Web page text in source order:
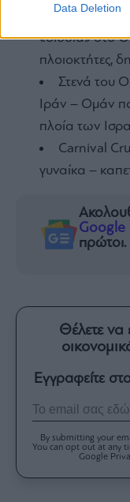
Data Deletion
Ο
«διόδια» στο
πλοιοκτήτες,
Στενά του
Ιράν – Ομάν
πλοία των
Carnival
γυναίκα –
Google
πρώτοι.
Θέλετε να
Εγγραφείτε
By submitting your
You can opt out at any
Google